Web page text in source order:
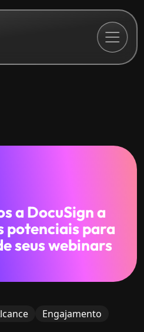
a DocuSign a
potenciais para
seus webinars
Engajamento